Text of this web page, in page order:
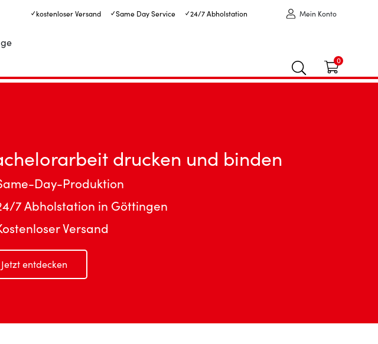
✓ kostenloser Versand ✓ Same Day Service ✓ 24/7 Abholstation Mein Konto
0
drucken und binden
Day-Produktion
7 Abholstation in Göttingen
Versand
Jetzt entdecken